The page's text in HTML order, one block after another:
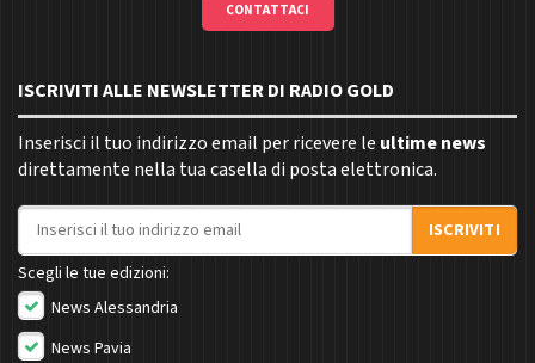
CONTATTACI
ISCRIVITI ALLE NEWSLETTER DI RADIO GOLD
Inserisci il tuo indirizzo email per ricevere le ultime news
direttamente nella tua casella di posta elettronica.
Indirizzo email
ISCRIVITI
Scegli le tue edizioni:
News Alessandria
News Pavia